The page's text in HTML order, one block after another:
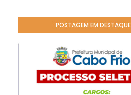
POSTAGEM EM DESTAQUE